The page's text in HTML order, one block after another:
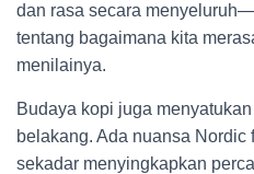
dan rasa secara
tentang bagaimana kita
menilainya.
Budaya kopi juga
belakang. Ada nuansa Nordic
sekadar menyingkapkan